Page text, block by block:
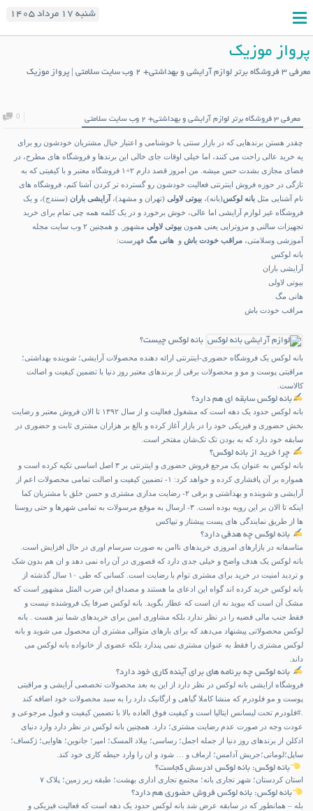
شنبه ۱۷ مرداد ۱۴۰۵
پرواز موزیک
معرفی ۳ فروشگاه برتر لوازم آرایشی و بهداشتی+ ۲ وب سایت سلامتی | پرواز موزیک
معرفی ۳ فروشگاه برتر لوازم آرایشی و بهداشتی+ ۲ وب سایت سلامتی 0
چقدر هستن برندهایی که در بازار سنتی با خوشنامی و اعتبار خیال مشتریان خودشون رو برای
یه خرید عالی راحت می کنند، اما خیلی اوقات جای خالی این برندها و فروشگاه های مطرح، در
فضای مجازی بشدت حس میشه. من امروز قصد دارم ۲+۱ فروشگاه معتبر و با کیفیتی که به
تازگی در حوزه فروش اینترنتی فعالیت خودشون رو گسترده تر کردن آشنا کنم، فروشگاه های
نام آشنایی مثلبانه لوکس(بانه)،بیوتی لاولی (تهران و مشهد)،آرایشی باران (سنندج)، و یک
فروشگاه غیر لوازم آرایشی اما عالی، خوش برخورد و در یک کلمه همه چی تمام برای خرید
تجهیزات سالنی و مزوتراپی یعنی همونبیوتی لاولی
مشهور. و همچنین ۲ وب سایت مجله
آموزشی وسلامتی،مراقب خودت باش و هانی مگ فهرست:
بانه لوکس
آرایشی باران
بیوتی لاولی
هانی مگ
مراقب خودت باش
بانه لوکس چیست؟
بانه لوکس یک فروشگاه حضوری-اینترنتی ارائه دهنده محصولات آرایشی؛ شوینده بهداشتی؛
مراقبتی پوست و مو و محصولات برقی از برندهای معتبر روز دنیا با تضمین کیفیت و اصالت
کالاست.
بانه لوکس سابقه ای هم دارد؟
بانه لوکس حدود یک دهه است که مشغول فعالیت و از سال ۱۳۹۲ تا الان فروش معتبر و رضایت
بخش حضوری و فیزیکی خود را در بازار آغاز کرده و بالغ بر هزاران مشتری ثابت و حضوری در
سابقه خود دارد که به بودن تک تک‌شان مفتخر است.
چرا خرید از بانه لوکس؟
بانه لوکس به عنوان یک مرجع فروش حضوری و اینترنتی بر ۳ اصل اساسی تکیه کرده است و
همواره بر آن پافشاری کرده و خواهد کرد: ۱- تضمین کیفیت و اصالت تمامی محصولات اعم از
آرایشی و شوینده و بهداشتی و برقی ۲- رضایت مداری مشتری و حسن خلق با مشتریان کما
اینکه تا الان بر این رویه بوده است. ۳- ارسال به موقع مرسولات به تمامی شهرها و حتی روستا
ها از طریق نمایندگی های پست پیشتاز و تیپاکس
بانه لوکس چه هدفی دارد؟
متاسفانه در بازارهای امروزی خریدهای ناامن به صورت سرسام اوری در حال افزایش است.
بانه لوکس یک هدف واضح و خیلی جدی دارد که قصوری در آن راه نمی دهد و ان هم بدون شک
و تردید امنیت در خرید برای مشتری توام با رضایت است. کسانی که طی ۱۰ سال گذشته از
بانه لوکس خرید کرده اند گواه این ادعای ما هستند و مصداق این ضرب المثل مشهور است که
مشک آن است که ببوید نه ان است که عطار بگوید. بانه لوکس صرفا یک فروشنده نیست و
فقط جنب مالی قضیه را در نظر ندارد بلکه مشاوری امین برای خریدهای شما نیز هست . بانه
لوکس محصولاتی پیشنهاد می‌دهد که برای بارهای متوالی مشتری آن محصول می شوید و‌ بانه
لوکس مشتری را فقط به عنوان مشتری نمی پندارد بلکه عضوی از خانواده بانه لوکس می
داند.
بانه لوکس چه برنامه های برای آینده کاری خود دارد؟
فروشگاه ارایشی بانه لوکس در نظر دارد از این به بعد محصولات تخصصی آرایشی و مراقبتی
پوست و مو فلودرم که منشا کاملا گیاهی و ارگانیک دارد را به سبد محصولات خود اضافه کند
.#فلودرم تحت لیسانس ایتالیا است و کیفیت فوق العاده بالا با تضمین کیفیت و قبول مرجوعی و
عودت وجه در صورت عدم رضایت مشتری؛ دارد. همچنین بانه لوکس در نظر دارد وارد دنیای
ادکلن از برندهای روز دنیا از جمله اجمل؛ رساسی؛ بیلاد المسک؛ امپر؛ جانوین؛ هاوایی؛ ژکساف؛
ساپل؛لومانی؛جریش آدامس؛ ارماف و … شود و ان را وارد حیطه کاری خود کند.
بانه لوکس: بانه لوکس ادرسش کجاست؟
استان کردستان؛ شهر تجاری بانه؛ مجتمع تجاری اداری بهشت؛ طبقه زیر زمین؛ پلاک ۷
بانه لوکس: بانه لوکس فروش حضوری هم دارد؟
بله – همانطور که در سابقه عرض شد بانه لوکس حدود یک دهه است که فعالیت فیزیکی و